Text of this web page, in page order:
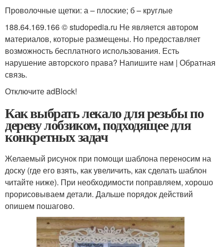
Проволочные щетки: а – плоские; б – круглые
188.64.169.166 © studopedia.ru Не является автором
материалов, которые размещены. Но предоставляет
возможность бесплатного использования. Есть
нарушение авторского права? Напишите нам | Обратная
связь.
Отключите adBlock!
Как выбрать лекало для резьбы по
дереву лобзиком, подходящее для
конкретных задач
Желаемый рисунок при помощи шаблона переносим на
доску (где его взять, как увеличить, как сделать шаблон
читайте ниже). При необходимости поправляем, хорошо
прорисовываем детали. Дальше порядок действий
опишем пошагово.